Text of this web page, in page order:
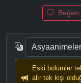
Beğen
Eski bölümler
alır tek kişi